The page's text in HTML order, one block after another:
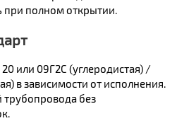
при полном открытии.
или 09Г2С (углеродистая) /
в зависимости от исполнения.
трубопровода без